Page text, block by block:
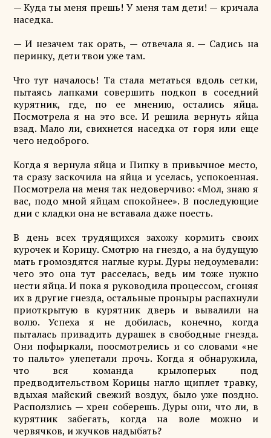
— Куда ты меня прешь! У меня там дети! — кричала
наседка.
— И незачем так орать, — отвечала я. — Садись на
перинку, дети твои уже там.
Что тут началось! Та стала метаться вдоль сетки,
пытаясь лапками совершить подкоп в соседний
курятник, где, по ее мнению, остались яйца.
Посмотрела я на это все. И решила вернуть яйца
взад. Мало ли, свихнется наседка от горя или еще
чего недоброго.
Когда я вернула яйца и Пипку в привычное место,
та сразу заскочила на яйца и уселась, успокоенная.
Посмотрела на меня так недоверчиво: «Мол, знаю я
вас, подо мной яйцам спокойнее». В последующие
дни с кладки она не вставала даже поесть.
В день всех трудящихся захожу кормить своих
курочек и Корицу. Смотрю на гнездо, а на будущую
мать громоздятся наглые куры. Дуры недоумевали:
чего это она тут расселась, ведь им тоже нужно
нести яйца. И пока я руководила процессом, сгоняя
их в другие гнезда, остальные проныры распахнули
приоткрытую в курятник дверь и вывалили на
волю. Успеха я не добилась, конечно, когда
пыталась привадить дурашек в свободные гнезда.
Они пофыркали, поосмотрелись и со словами «не
то пальто» улепетали прочь. Когда я обнаружила,
что вся команда крылоперых под
предводительством Корицы нагло щиплет травку,
вдыхая майский свежий воздух, было уже поздно.
Расползлись — хрен соберешь. Дуры они, что ли, в
курятник забегать, когда на воле можно и
червячков, и жучков надыбать?